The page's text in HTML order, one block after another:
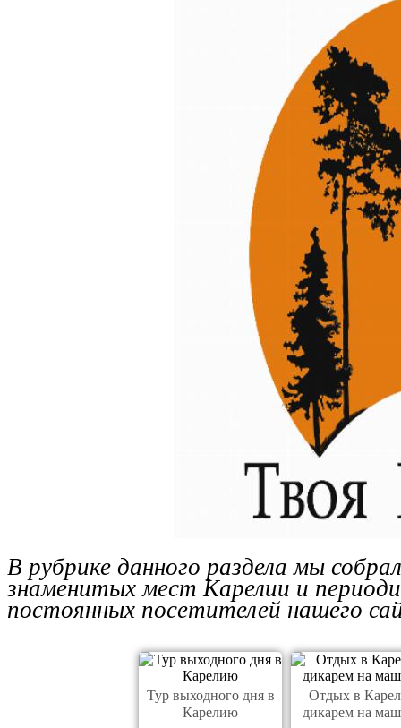
В рубрике данного раздела мы
знаменитых мест Карелии и
постоянных посетителей нашего
Тур выходного дня в
Карелию
Отдых в
дикарем на